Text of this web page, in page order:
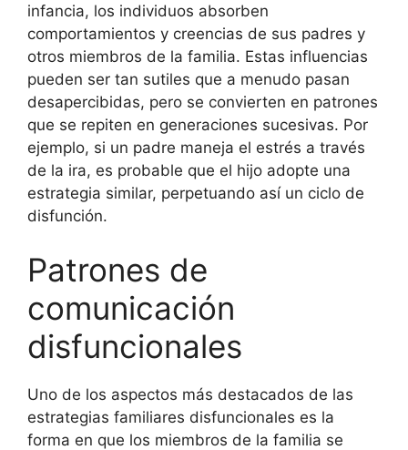
infancia, los individuos absorben
comportamientos y creencias de sus padres y
otros miembros de la familia. Estas influencias
pueden ser tan sutiles que a menudo pasan
desapercibidas, pero se convierten en patrones
que se repiten en generaciones sucesivas. Por
ejemplo, si un padre maneja el estrés a través
de la ira, es probable que el hijo adopte una
estrategia similar, perpetuando así un ciclo de
disfunción.
Patrones de
comunicación
disfuncionales
Uno de los aspectos más destacados de las
estrategias familiares disfuncionales es la
forma en que los miembros de la familia se